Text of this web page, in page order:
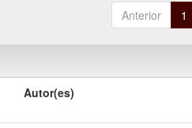
Anterior 1
Autor(es)